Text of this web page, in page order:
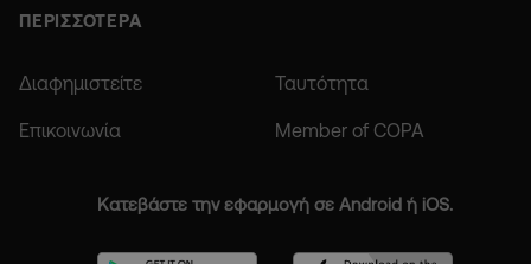
ΠΕΡΙΣΣΟΤΕΡΑ
Διαφημιστείτε Ταυτότητα
Επικοινωνία Member of COPA
Κατεβάστε την εφαρμογή σε Android ή iOS.